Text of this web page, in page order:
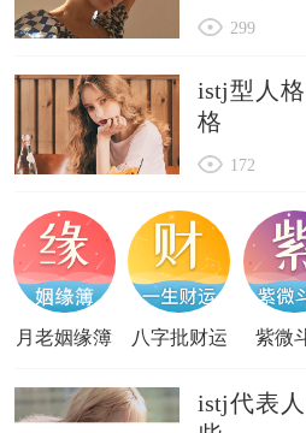
299
istj型人
格
172
月老姻缘簿 八字批财运 紫微
istj代表